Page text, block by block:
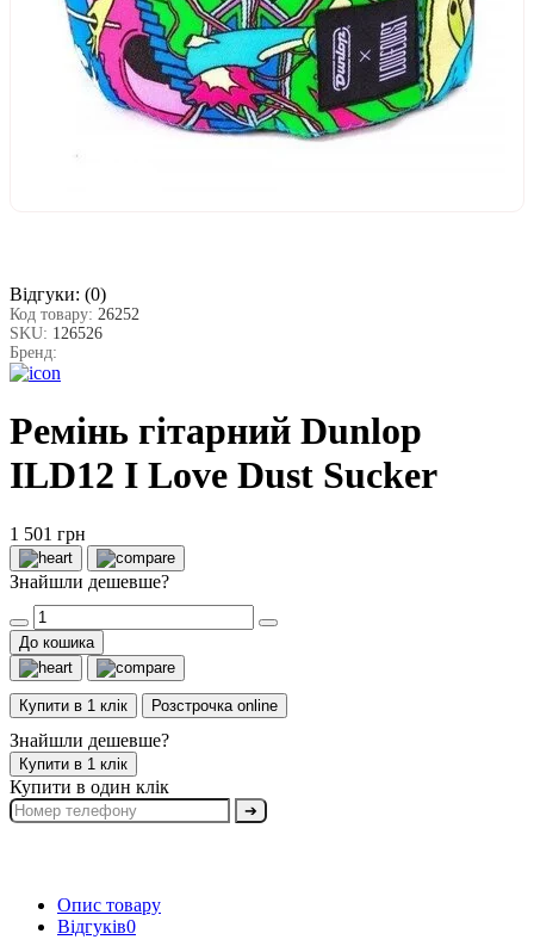
Відгуки: (0)
Код товару: 26252
SKU: 126526
Бренд:
Ремінь гітарний Dunlop
ILD12 I Love Dust Sucker
1 501 грн
Знайшли дешевше?
До кошика
Купити в 1 клік Розстрочка online
Знайшли дешевше?
Купити в 1 клік
Купити в один клік
➔
Опис товару
Відгуків0